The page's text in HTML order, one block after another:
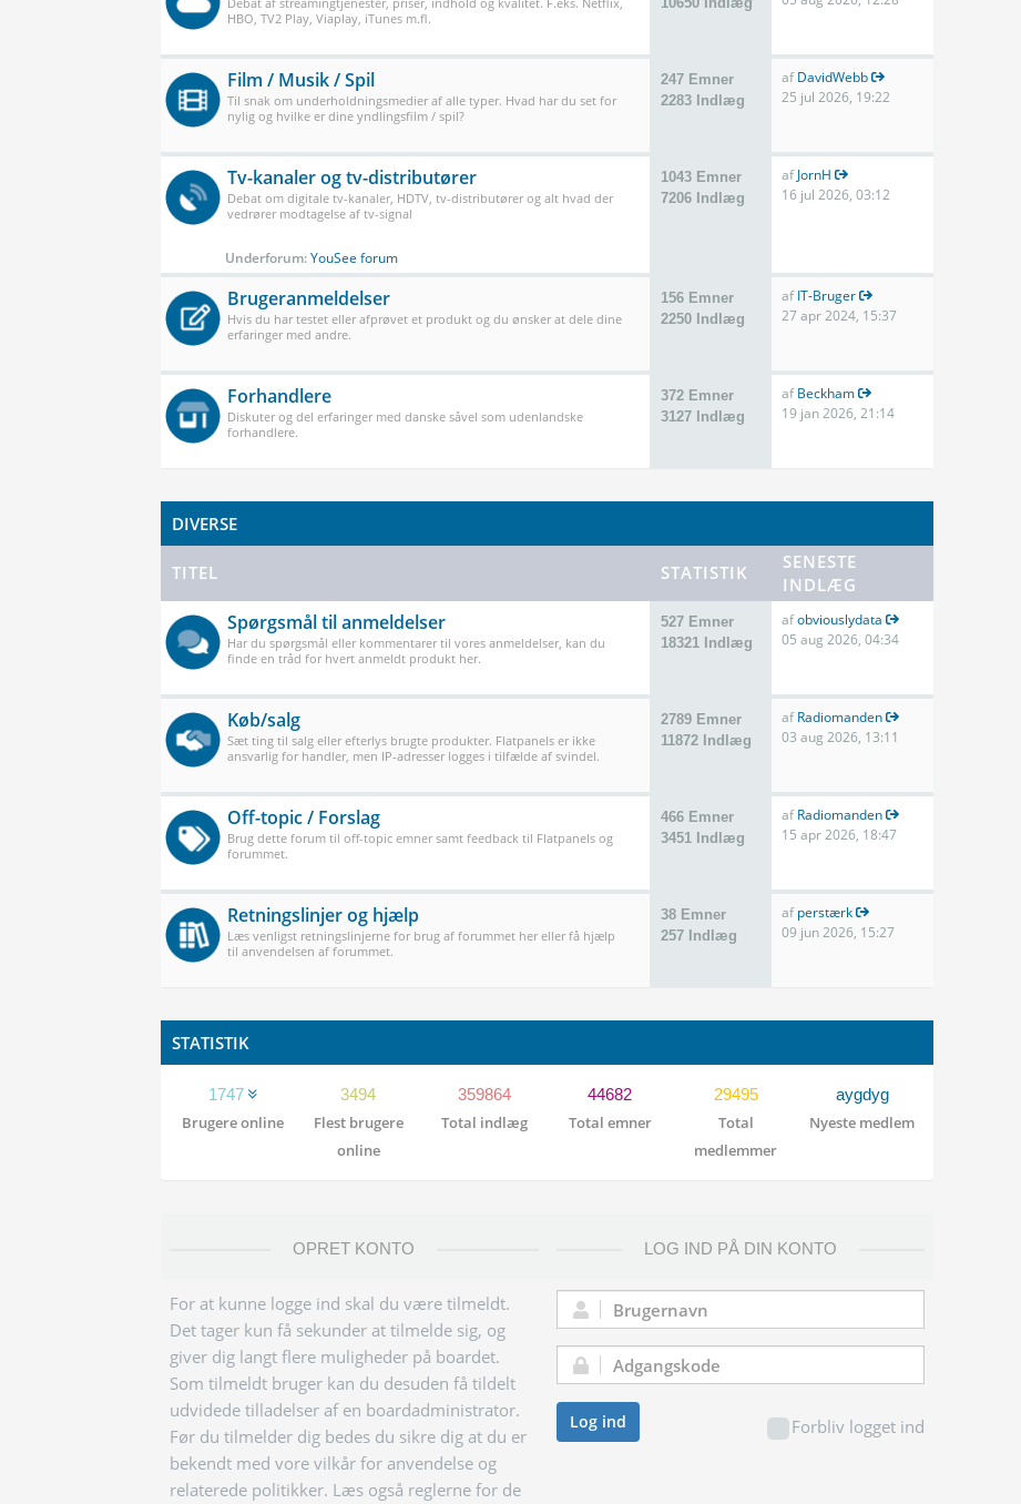
HBO, TV2 Play, Viaplay, iTunes m.fl.
Film / Musik / Spil
Til snak om underholdningsmedier af alle typer. Hvad har du set for
nylig og hvilke er dine yndlingsfilm / spil?
247 Emner
2283 Indlæg
afDavidWebb
25 jul 2026, 19:22
Tv-kanaler og tv-distributører
Debat om digitale tv-kanaler, HDTV, tv-distributører og alt hvad der
vedrører modtagelse af tv-signal
Underforum:YouSee forum
1043 Emner
7206 Indlæg
afJornH
16 jul 2026, 03:12
Brugeranmeldelser
Hvis du har testet eller afprøvet et produkt og du ønsker at dele dine
erfaringer med andre.
156 Emner
2250 Indlæg
afIT-Bruger
27 apr 2024, 15:37
Forhandlere
Diskuter og del erfaringer med danske såvel som udenlandske
forhandlere.
372 Emner
3127 Indlæg
afBeckham
19 jan 2026, 21:14
DIVERSE
TITEL STATISTIK
SENESTE
INDLÆG
Spørgsmål til anmeldelser
Har du spørgsmål eller kommentarer til vores anmeldelser, kan du
finde en tråd for hvert anmeldt produkt her.
527 Emner
18321 Indlæg
afobviouslydata
05 aug 2026, 04:34
Køb/salg
Sæt ting til salg eller efterlys brugte produkter. Flatpanels er ikke
ansvarlig for handler, men IP-adresser logges i tilfælde af svindel.
2789 Emner
11872 Indlæg
afRadiomanden
03 aug 2026, 13:11
Off-topic / Forslag
Brug dette forum til off-topic emner samt feedback til Flatpanels og
forummet.
466 Emner
3451 Indlæg
afRadiomanden
15 apr 2026, 18:47
Retningslinjer og hjælp
Læs venligst retningslinjerne for brug af forummet her eller få hjælp
til anvendelsen af forummet.
38 Emner
257 Indlæg
afperstærk
09 jun 2026, 15:27
STATISTIK
1747
Brugere online
3494
Flest brugere
online
359864
Total indlæg
44682
Total emner
29495
Total
medlemmer
aygdyg
Nyeste medlem
OPRET KONTO
For at kunne logge ind skal du være tilmeldt.
Det tager kun få sekunder at tilmelde sig, og
giver dig langt flere muligheder på boardet.
Som tilmeldt bruger kan du desuden få tildelt
udvidede tilladelser af en boardadministrator.
Før du tilmelder dig bedes du sikre dig at du er
bekendt med vore vilkår for anvendelse og
relaterede politikker. Læs også reglerne for de
LOG IND PÅ DIN KONTO
Brugernavn:
Adgangskode:
Forbliv logget ind
Log ind